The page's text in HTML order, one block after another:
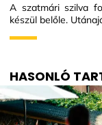
A szatmári szilva
készül belőle.
HASONLÓ